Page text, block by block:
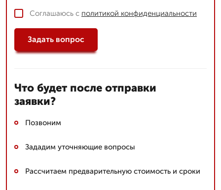
Соглашаюсь с политикой конфиденциальности
Задать вопрос
Что будет после отправки
заявки?
Позвоним
Зададим уточняющие вопросы
Рассчитаем предварительную стоимость и сроки